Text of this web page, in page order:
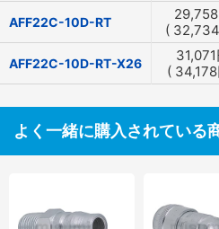
AFF22C-10D-RT 29,758
( 32,734
AFF22C-10D-RT-X26 31,071
( 34,178
よく一緒に購入されている